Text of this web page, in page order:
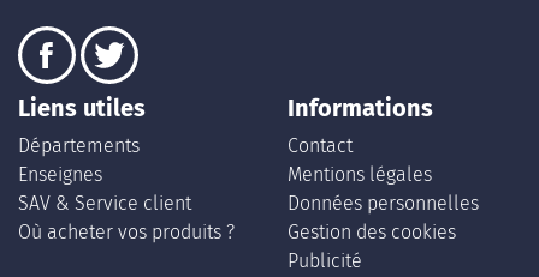
Liens utiles
Départements
Enseignes
SAV & Service client
Où acheter vos produits ?
Informations
Contact
Mentions légales
Données personnelles
Gestion des cookies
Publicité